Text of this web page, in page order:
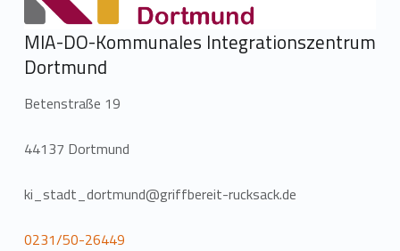
MIA-DO-Kommunales Integrationszentrum
Dortmund
Betenstraße 19
44137 Dortmund
ki_stadt_dortmund@griffbereit-rucksack.de
0231/50-26449